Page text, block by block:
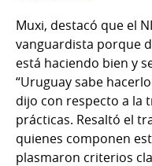
Muxi, destacó que el
vanguardista porque
está haciendo bien y
“Uruguay sabe
dijo con respecto a la
prácticas. Resaltó el
quienes componen
plasmaron criterios